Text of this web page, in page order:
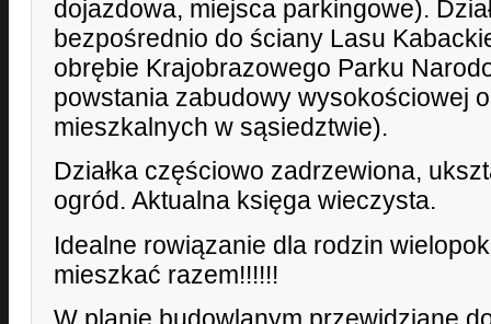
dojazdowa, miejsca parkingowe).
bezpośrednio do ściany Lasu
obrębie Krajobrazowego Parku
powstania zabudowy wysokościowej
mieszkalnych w sąsiedztwie).
Działka częściowo zadrzewiona,
ogród. Aktualna księga wieczysta.
Idealne rowiązanie dla rodzin
mieszkać razem!!!!!!